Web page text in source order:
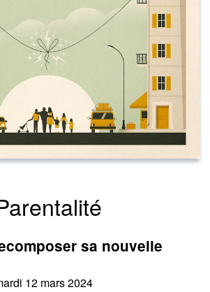
sa nouvelle
12 mars 2024